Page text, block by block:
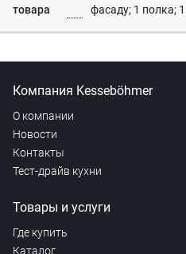
товара
фасаду; 1 полка;
Компания Kesseböhmer
О компании
Новости
Контакты
Тест-драйв кухни
Товары и услуги
Где купить
Каталог